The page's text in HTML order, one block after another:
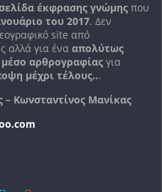
έκφρασης γνώμης που
του 2017. Δεν
site από
αλλά για ένααπολύτως
αρθρογραφίας για
μέχρι τέλους...
– Κωνσταντίνος Μανίκας